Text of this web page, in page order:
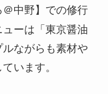
中野】での修行
ーは「東京醤油
ながらも素材や
います。